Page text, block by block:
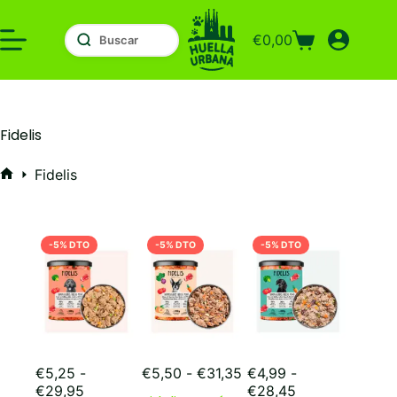
al
contenido
Carro
compra
€0,00
Fidelis
Fidelis
-5% DTO
€5,25 -
€29,95
-5% DTO
€5,50 - €31,35Rango
de
-5% DTO
€4,99 -
€28,45